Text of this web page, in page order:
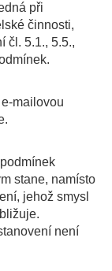
při
činnosti,
čl. 5.1., 5.5.,
mailovou
stane, namísto
jehož smysl
není